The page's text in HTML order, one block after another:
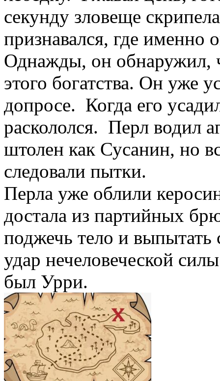
секунду зловеще
признавался, где именно
Однажды, он обнаружил,
этого богатства. Он уже
допросе. Когда его
раскололся. Перл водил
штолен как Сусанин, но
следовали пытки.
Перла уже облили
достала из партийных
поджечь тело и
удар нечеловеческой
был Урри.